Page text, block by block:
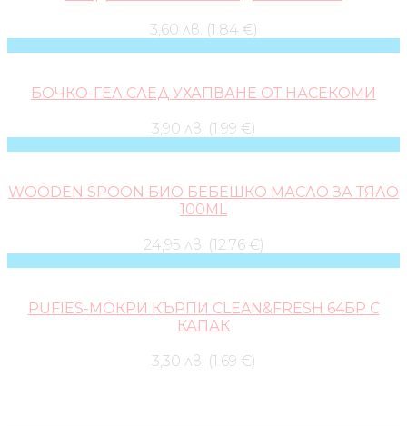
3,60 лв. (1.84 €)
БОЧКО-ГЕЛ СЛЕД УХАПВАНЕ ОТ НАСЕКОМИ
3,90 лв. (1.99 €)
WOODEN SPOON БИО БЕБЕШКО МАСЛО ЗА ТЯЛО
100ML
24,95 лв. (12.76 €)
PUFIES-МОКРИ КЪРПИ CLEAN&FRESH 64БР С
КАПАК
3,30 лв. (1.69 €)